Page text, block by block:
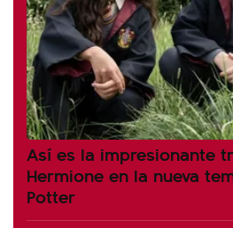
Así es la impresionante
Hermione en la nueva
Potter